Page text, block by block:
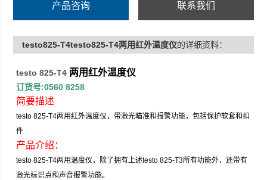
产品咨询 联系我们
testo825-T4testo825-T4两用红外温度仪的详细资料：
testo 825-T4 两用红外温度仪
订货号:0560 8258
简要描述
testo 825-T4两用红外温度仪，带激光瞄准和报警功能，包括保护软套和扣
件
产品介绍：
testo 825-T4两用温度仪，除了拥有上述testo 825-T3所有功能外，还带有
激光标识点和声音报警功能。